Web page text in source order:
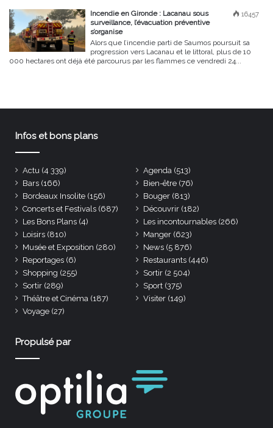
16457
Incendie en Gironde : Lacanau sous
surveillance, l’évacuation préventive
s’organise
Alors que l’incendie parti de Saumos poursuit sa
progression vers Lacanau et le littoral, plus de 10
000 hectares ont déjà été parcourus par les flammes ce vendredi 24...
Infos et bons plans
Actu (4 339) Agenda (513)
Bars (166) Bien-être (76)
Bordeaux Insolite (156) Bouger (813)
Concerts et Festivals (687) Découvrir (182)
Les Bons Plans (4) Les incontournables (266)
Loisirs (810) Manger (623)
Musée et Exposition (280) News (5 876)
Reportages (6) Restaurants (446)
Shopping (255) Sortir (2 504)
Sortir (289) Sport (375)
Théâtre et Cinéma (187) Visiter (149)
Voyage (27)
Propulsé par